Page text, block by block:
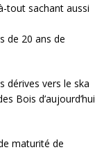
tout sachant aussi
de 20 ans de
dérives vers le ska
Bois d’aujourd’hui
maturité de